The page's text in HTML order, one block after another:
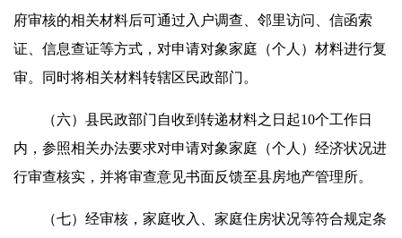
府审核的相关材料后可通过入户调查、邻里访问、信函索
证、信息查证等方式，对申请对象家庭（个人）材料进行复
审。同时将相关材料转辖区民政部门。
（六）县民政部门自收到转递材料之日起10个工作日
内，参照相关办法要求对申请对象家庭（个人）经济状况进
行审查核实，并将审查意见书面反馈至县房地产管理所。
（七）经审核，家庭收入、家庭住房状况等符合规定条